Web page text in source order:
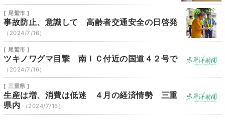
[ 尾鷲市 ]
事故防止、意識して 高齢者交通安全の日啓発
（2024/7/16）
[ 尾鷲市 ]
ツキノワグマ目撃 南ＩＣ付近の国道４２号で
（2024/7/16）
[ 三重県 ]
生産は増、消費は低迷 ４月の経済情勢 三重
県内
（2024/7/16）